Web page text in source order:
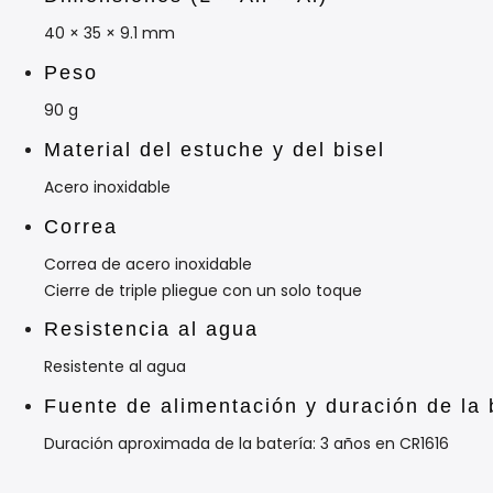
40 × 35 × 9.1 mm
Peso
90 g
Material del estuche y del bisel
Acero inoxidable
Correa
Correa de acero inoxidable
Cierre de triple pliegue con un solo toque
Resistencia al agua
Resistente al agua
Fuente de alimentación y duración de la
Duración aproximada de la batería: 3 años en CR1616